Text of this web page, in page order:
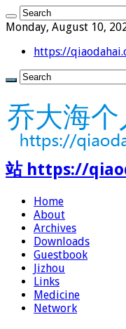
Monday, August 10,
https://
站 https://
Home
About
Archives
Downloads
Guestbook
Jizhou
Links
Medicine
Network